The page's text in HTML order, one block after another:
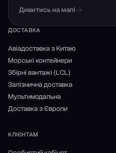
Дивитись на мапі
ДОСТАВКА
Авіадоставка з Китаю
Морські контейнери
Збірні вантажі (LCL)
Залізнична доставка
Мультимодальна
Доставка з Європи
КЛІЄНТАМ